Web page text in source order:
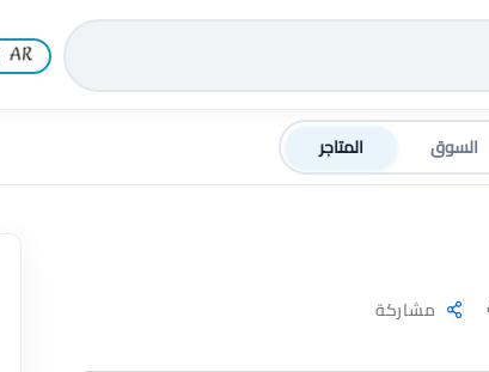
السوق المتاجر
مشاركة